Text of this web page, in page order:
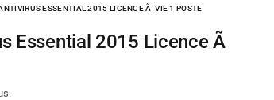
ESSENTIAL 2015 LICENCE Ã VIE 1 POSTE